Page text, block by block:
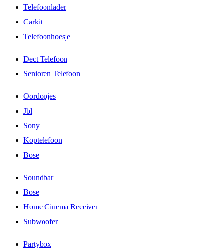
Telefoonlader
Carkit
Telefoonhoesje
Dect Telefoon
Senioren Telefoon
Oordopjes
Jbl
Sony
Koptelefoon
Bose
Soundbar
Bose
Home Cinema Receiver
Subwoofer
Partybox